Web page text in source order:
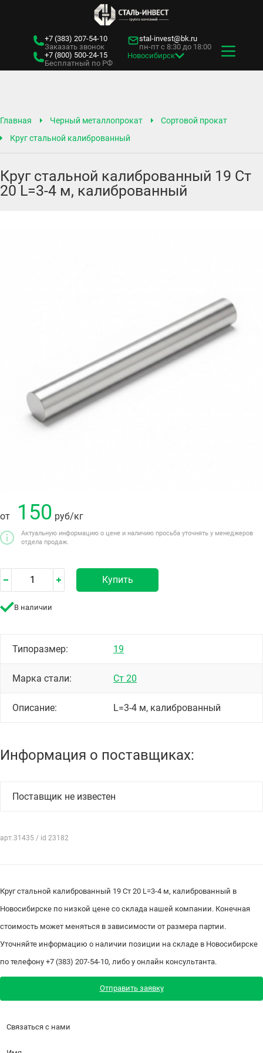
+7 (383) 207-54-10
Заказать звонок
+7 (800) 500-24-15
Бесплатный по РФ
stal-invest@bk.ru
пн-пт с 8:30 до 18:00
Новосибирск
Главная Черный металлопрокат
Сортовой прокат
Круг стальной калиброванный
Круг стальной калиброванный 19 Ст
20 L=3-4 м, калиброванный
от 150 руб/кг
Актуальную информацию о цене и наличию просьба уточнять у менеджеров
отдела продаж.
Купить
В наличии
Типоразмер: 19
Марка стали: Ст 20
Описание: L=3-4 м, калиброванный
Информация о поставщиках:
Поставщик не известен
арт.31435 / id 23182
Круг стальной калиброванный 19 Ст 20 L=3-4 м, калиброванный в
Новосибирске по низкой цене со склада нашей компании. Конечная
стоимость может меняться в зависимости от размера партии.
Уточняйте информацию о наличии позиции на складе в Новосибирске
по телефону +7 (383) 207-54-10, либо у онлайн консультанта.
Отправить заявку
Связаться с нами